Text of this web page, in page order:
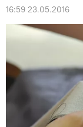
16:59 23.05.2016